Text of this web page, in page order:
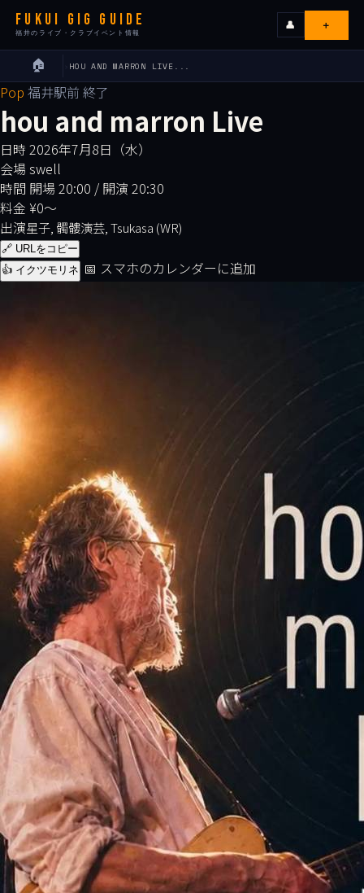
FUKUI GIG GUIDE
福井のライブ・クラブイベント情報
ライブ
カレンダー
会場
エリア
出演者
👤 ＋
🏠 HOU AND MARRON LIVE...
Pop 福井駅前 終了
hou and marron Live
日時 2026年7月8日（水）
会場 swell
時間 開場 20:00 / 開演 20:30
料金 ¥0〜
出演星子, 髑髏演芸, Tsukasa (WR)
🔗 URLをコピー
👍 イクツモリネ 📅 スマホのカレンダーに追加